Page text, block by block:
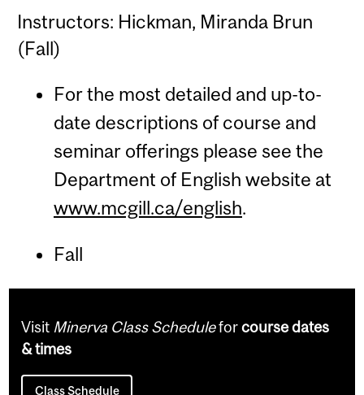
Instructors: Hickman, Miranda Brun
(Fall)
For the most detailed and up-to-
date descriptions of course and
seminar offerings please see the
Department of English website at
www.mcgill.ca/english.
Fall
Visit Minerva Class Scheduleforcourse dates
& times
Class Schedule